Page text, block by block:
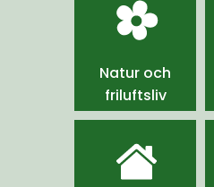
Natur och
friluftsliv